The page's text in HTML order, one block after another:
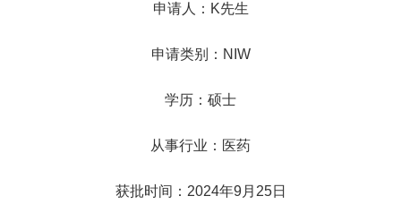
申请人：K先生
申请类别：NIW
学历：硕士
从事行业：医药
获批时间：2024年9月25日